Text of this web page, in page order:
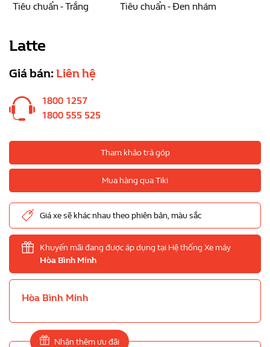
Tiêu chuẩn - Trắng
Tiêu chuẩn - Đen nhám
Latte
Giá bán:Liên hệ
1800 1257
1800 555 525
Tham khảo trả góp
Mua hàng qua Tiki
Giá xe sẽ khác nhau theo phiên bản, màu sắc
Khuyến mãi đang được áp dụng tại Hệ thống Xe máy
Hòa Bình Minh
Hòa Bình Minh
Nhận thêm ưu đãi